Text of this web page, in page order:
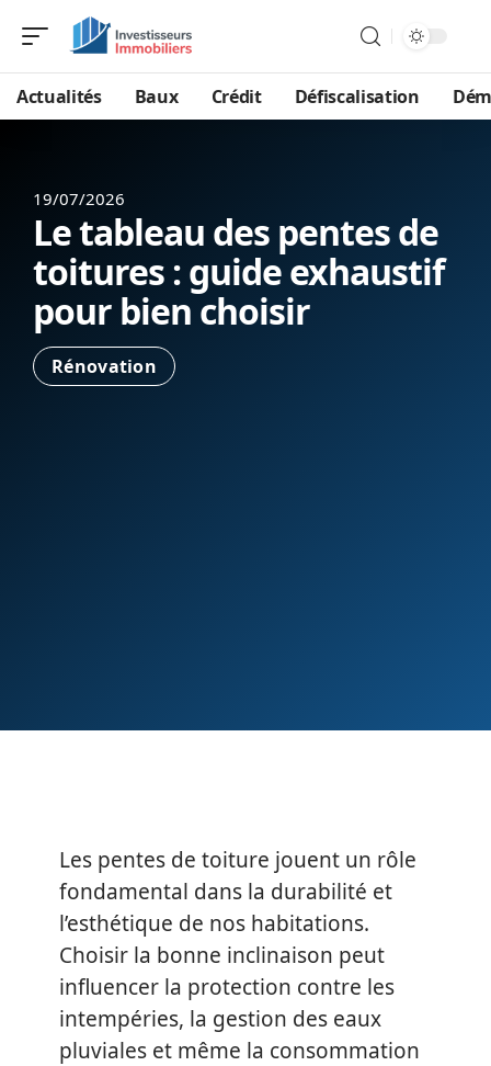
Actualités Baux Crédit Défiscalisation
19/07/2026
Le tableau des pentes de
toitures : guide exhaustif
pour bien choisir
Rénovation
Les pentes de toiture jouent un rôle
fondamental dans la durabilité et
l’esthétique de nos habitations.
Choisir la bonne inclinaison peut
influencer la protection contre les
intempéries, la gestion des eaux
pluviales et même la consommation